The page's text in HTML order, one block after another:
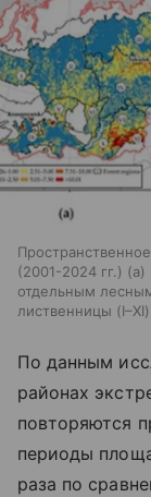
(2001-2024 гг.)
отдельным
лиственницы (I–XI).
По данным
районах
повторяются
периоды
раза по